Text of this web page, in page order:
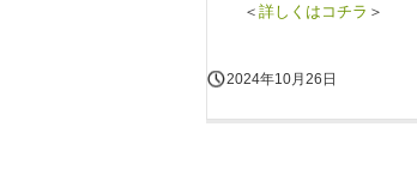
＜ 詳しくはコチラ ＞
2024年10月26日